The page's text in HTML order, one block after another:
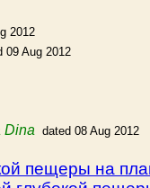
2012
09 Aug 2012
Dina dated 08 Aug 2012
пещеры на